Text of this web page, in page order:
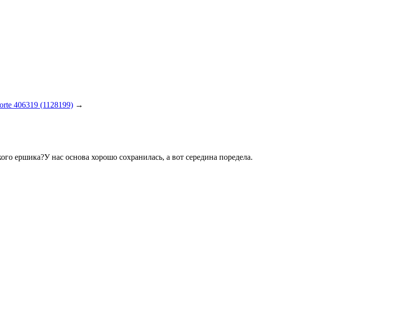
406319 (1128199) →
ершика?У нас основа хорошо сохранилась, а вот середина поредела.